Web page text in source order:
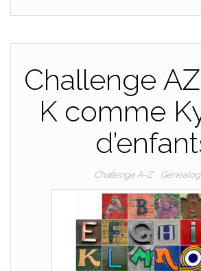
Challenge
K comme
Challenge A-Z